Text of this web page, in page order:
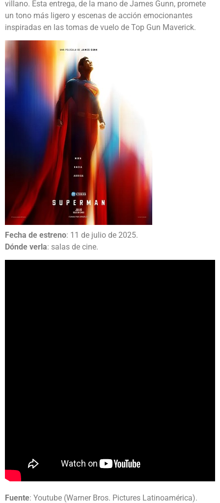
villano. Esta entrega, de la mano de James Gunn, promete
un tono más ligero y escenas de acción emocionantes
inspiradas en las tomas de vuelo de Top Gun Maverick.
Fecha de estreno: 11 de julio de 2025.
Dónde verla: salas de cine.
Fuente: Youtube (Warner Bros. Pictures Latinoamérica).